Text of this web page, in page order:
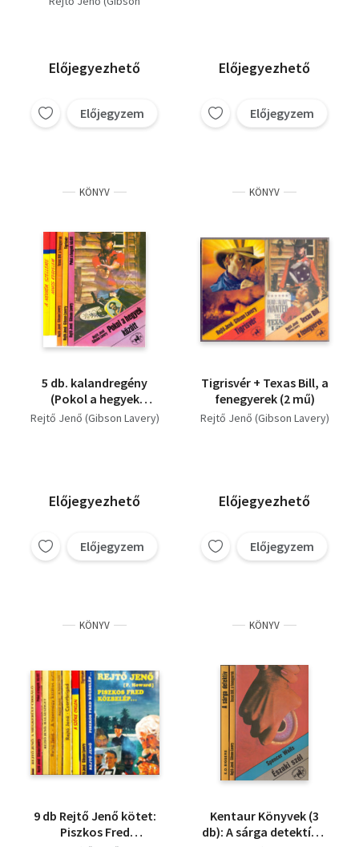
Spencer Walls
Előjegyezhető
Előjegyzem
A szőke ciklon, Az
ellopott futár, A
Trópusi pokol
Előjegyezhető
Előjegyzem
KÖNYV
5 db. kalandregény
(Pokol a hegyek
között + Tigrisvér +
Rejtő Jenő (Gibson Lavery)
Előjegyezhető
Előjegyzem
KÖNYV
Tigrisvér + Texas Bill, a
fenegyerek (2 mű)
Rejtő Jenő (Gibson Lavery)
Előjegyezhető
Előjegyzem
KÖNYV
9 db Rejtő Jenő kötet:
Piszkos Fred
KÖNYV
Kentaur Könyvek (3
db): A sárga detektív +